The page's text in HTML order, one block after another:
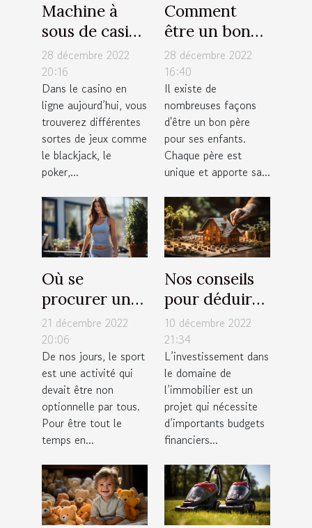
Machine à
sous de casino
: comment
fonctionne
cet appareil
électronique
de jeux ?
28 décembre 2022
20:16
Dans le casino en
ligne aujourd’hui, vous
trouverez différentes
sortes de jeux comme
le blackjack, le
poker,...
Comment
être un bon
père pour ses
enfants ?
28 décembre 2022
16:40
Il existe de
nombreuses façons
d'être un bon père
pour ses enfants.
Chaque père est
unique et apporte sa...
Où se
procurer un
tapis de
course pliable
à moindre
coût ?
21 décembre 2022
20:06
De nos jours, le sport
est une activité qui
devait être non
optionnelle par tous.
Pour être tout le
temps en...
Nos conseils
pour déduire
facilement
votre capacité
d’emprunt
immobilier
10 décembre 2022
21:34
L’investissement dans
le domaine de
l’immobilier est un
projet qui nécessite
d’importants budgets
financiers...